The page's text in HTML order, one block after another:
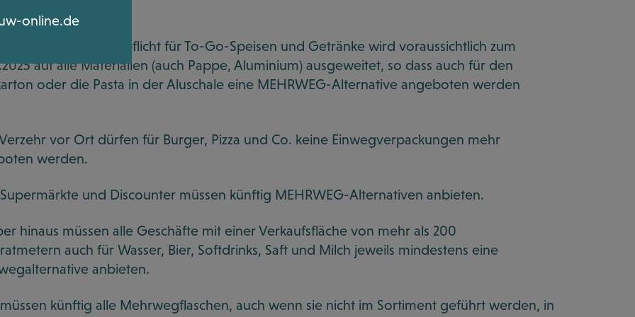
& Co.
App bounti
Seminare
tun
online.de
Angebotspflicht für To-Go-Speisen und Getränke wird voraussichtlich zum
auf alle Materialien (auch Pappe, Aluminium) ausgeweitet, so dass auch für den
oder die Pasta in der Aluschale eine MEHRWEG-Alternative angeboten werden
vor Ort dürfen für Burger, Pizza und Co. keine Einwegverpackungen mehr
werden.
und Discounter müssen künftig MEHRWEG-Alternativen anbieten.
hinaus müssen alle Geschäfte mit einer Verkaufsfläche von mehr als 200
auch für Wasser, Bier, Softdrinks, Saft und Milch jeweils mindestens eine
anbieten.
künftig alle Mehrwegflaschen, auch wenn sie nicht im Sortiment geführt werden, in